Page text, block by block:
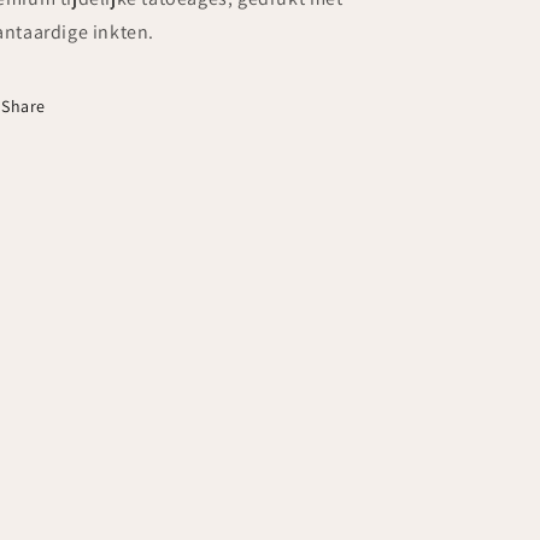
inkten.
Share